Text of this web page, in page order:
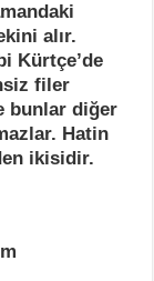
alır.
Kürtçe’de
filer
bunlar diğer
Hatin
ikisidir.